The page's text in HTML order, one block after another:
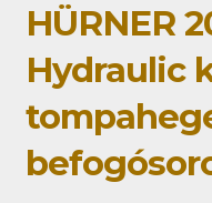
HÜRNER
Hydraulic